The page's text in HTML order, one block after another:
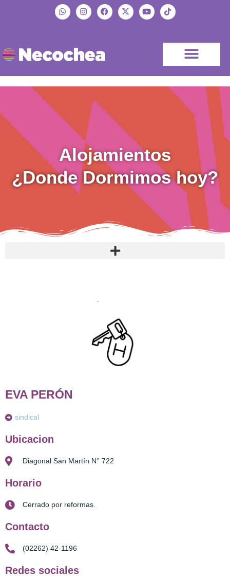
Alojamientos
¿Donde Dormimos hoy?
EVA PERÓN
sindical
Ubicacion
Diagonal San Martín N° 722
Horario
Cerrado por reformas.
Contacto
(02262) 42-1196
Redes sociales